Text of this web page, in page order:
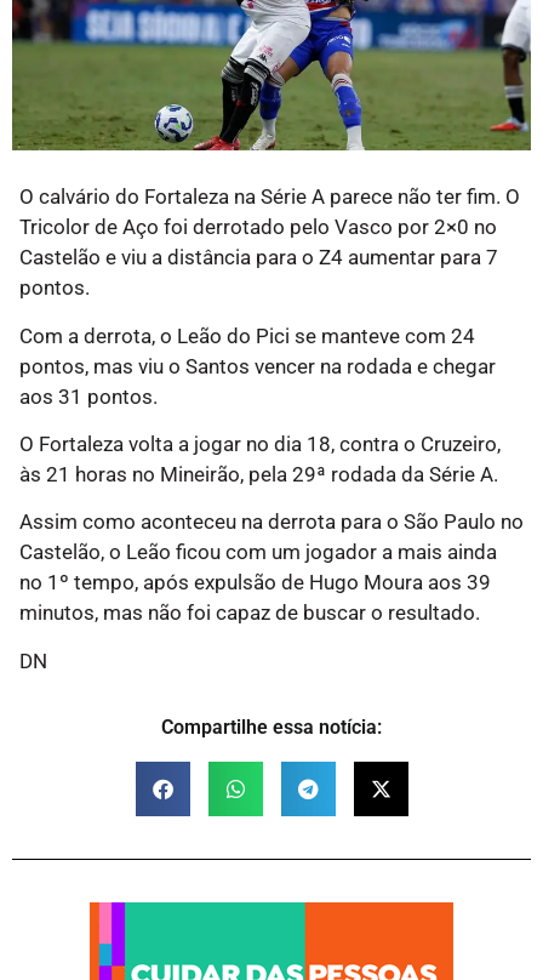
O calvário do Fortaleza na Série A parece não ter fim. O
Tricolor de Aço foi derrotado pelo Vasco por 2×0 no
Castelão e viu a distância para o Z4 aumentar para 7
pontos.
Com a derrota, o Leão do Pici se manteve com 24
pontos, mas viu o Santos vencer na rodada e chegar
aos 31 pontos.
O Fortaleza volta a jogar no dia 18, contra o Cruzeiro,
às 21 horas no Mineirão, pela 29ª rodada da Série A.
Assim como aconteceu na derrota para o São Paulo no
Castelão, o Leão ficou com um jogador a mais ainda
no 1º tempo, após expulsão de Hugo Moura aos 39
minutos, mas não foi capaz de buscar o resultado.
DN
Compartilhe essa notícia: